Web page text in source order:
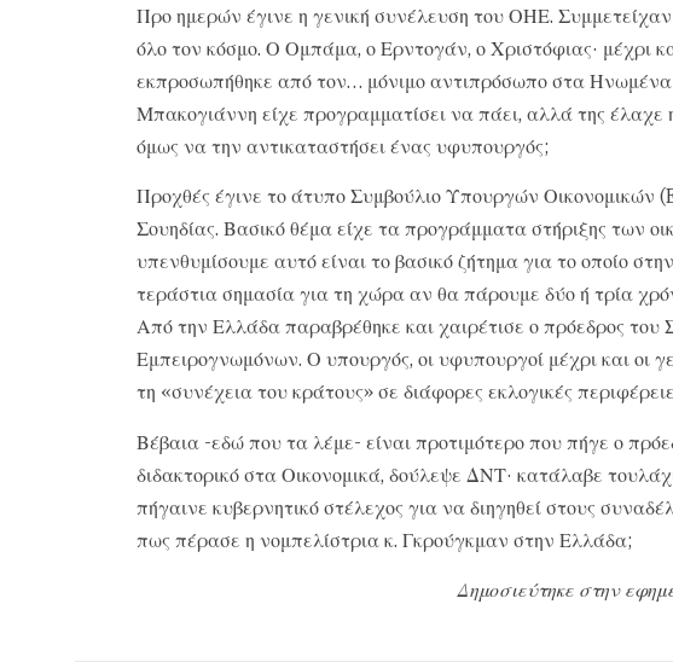
Προ ημερών έγινε η γενική συνέλευση του ΟΗΕ.
όλο τον κόσμο. Ο Ομπάμα, ο Ερντογάν, ο Χριστόφιας· μέχρι
εκπροσωπήθηκε από τον… μόνιμο αντιπρόσωπο στα Ηνωμένα
Μπακογιάννη είχε προγραμματίσει να πάει, αλλά της έλαχε
όμως να την αντικαταστήσει ένας υφυπουργός;
Προχθές έγινε το άτυπο Συμβούλιο Υπουργών Οικονομικών
Σουηδίας. Βασικό θέμα είχε τα προγράμματα στήριξης των
υπενθυμίσουμε αυτό είναι το βασικό ζήτημα για το οποίο
τεράστια σημασία για τη χώρα αν θα πάρουμε δύο ή τρία
Από την Ελλάδα παραβρέθηκε και χαιρέτισε ο πρόεδρος του
Εμπειρογνωμόνων. Ο υπουργός, οι υφυπουργοί μέχρι και οι
τη «συνέχεια του κράτους» σε διάφορες εκλογικές
Βέβαια -εδώ που τα λέμε- είναι προτιμότερο που πήγε ο
διδακτορικό στα Οικονομικά, δούλεψε ΔΝΤ· κατάλαβε
πήγαινε κυβερνητικό στέλεχος για να διηγηθεί στους
πως πέρασε η νομπελίστρια κ. Γκρούγκμαν στην Ελλάδα;
Δημοσιεύτηκε στην